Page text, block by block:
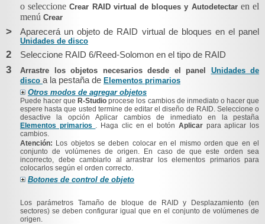
o seleccioneCrear RAID virtual de bloques y Autodetectar en el
menú Crear
> Aparecerá un objeto de RAID virtual de bloques en el panel
Unidades de disco
2 Seleccione RAID 6/Reed-Solomon en el tipo de RAID
3 Arrastre los objetos necesarios desde el panel Unidades de
disco a la pestaña de Elementos primarios
Otros modos de agregar objetos
Puede hacer que R-Studioprocese los cambios de inmediato o hacer que
espere hasta que usted termine de editar el diseño de RAID. Seleccione o
desactive la opciónAplicar cambios de inmediatoen la pestaña
Elementos primarios . Haga clic en el botón Aplicar para aplicar los
cambios.
Atención: Los objetos se deben colocar en el mismo orden que en el
conjunto de volúmenes de origen. En caso de que este orden sea
incorrecto, debe cambiarlo al arrastrar los elementos primarios para
colocarlos según el orden correcto.
Botones de control de objeto
Los parámetros Tamaño de bloque de RAIDy Desplazamiento(en
sectores) se deben configurar igual que en el conjunto de volúmenes de
origen.